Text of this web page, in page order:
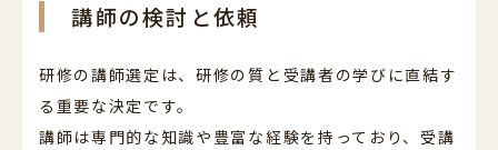
講師の検討と依頼
研修の講師選定は、研修の質と受講者の学びに直結す
る重要な決定です。
講師は専門的な知識や豊富な経験を持っており、受講